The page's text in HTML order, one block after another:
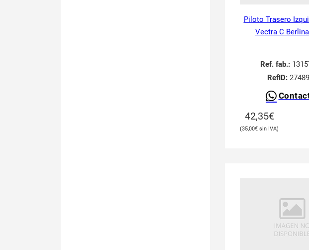
Piloto Trasero
Vectra C
Ref. fab.:
RefID:
42,35€
35,00€